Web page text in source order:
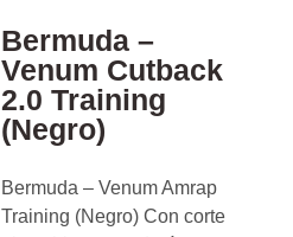
Bermuda –
Venum Cutback
2.0 Training
(Negro)
Bermuda – Venum Amrap
Training (Negro) Con corte